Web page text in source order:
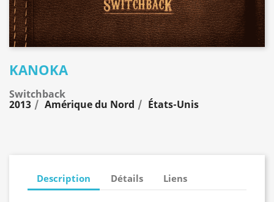
KANOKA
Switchback
2013 Amérique du Nord États-Unis
Description Détails Liens